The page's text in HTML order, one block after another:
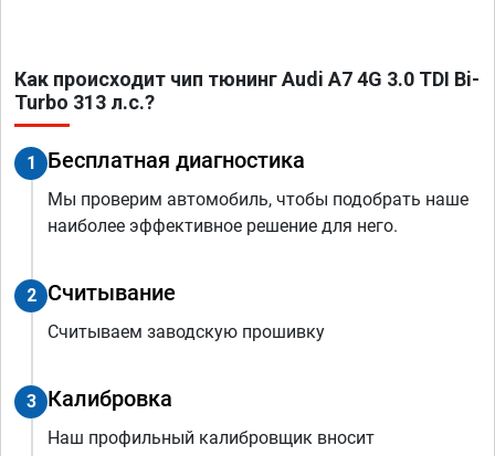
Как происходит чип тюнинг Audi A7 4G 3.0 TDI Bi-
Turbo 313 л.с.?
1 Бесплатная диагностика
Мы проверим автомобиль, чтобы подобрать наше
наиболее эффективное решение для него.
2 Считывание
Считываем заводскую прошивку
3 Калибровка
Наш профильный калибровщик вносит